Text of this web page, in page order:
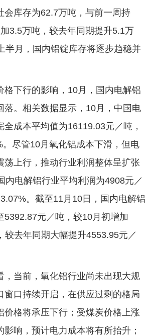
会库存为62.7万吨，与前一周持
3.5万吨，较去年同期提升5.1万
半月，国内铝锭库存将逐步趋稳并
格下行的影响，10月，国内电解铝
落。相关数据显示，10月，中国电
全成本平均值为16119.03元／吨，
尽管10月氧化铝成本下滑，但电
荡上行，推动行业利润整体呈扩张
内电解铝行业平均利润为4908元／
。截至11月10日，国内电解铝
5392.87元／吨，较10月初增加
较去年同期大幅提升4553.95元／
，当前，氧化铝行业尚未出现大规
窗口持续开启，在供应过剩的格局
价格将承压下行；受煤炭价格上涨
影响，预计电力成本将有所抬升；